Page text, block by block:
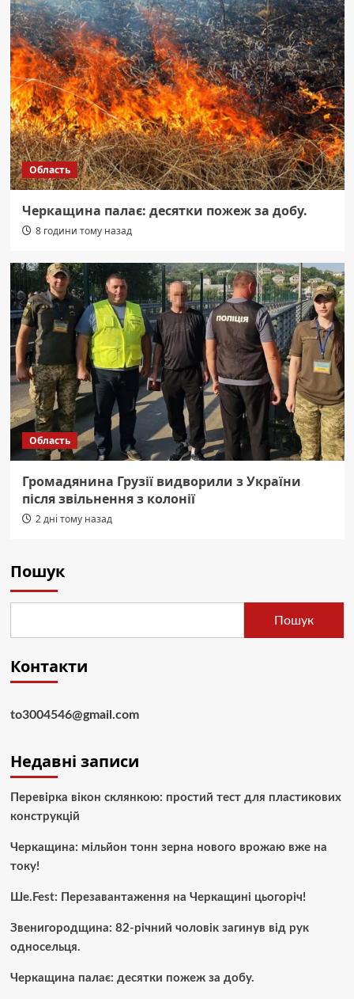
Область
Черкащина палає: десятки пожеж за добу.
8 години тому назад
Область
Громадянина Грузії видворили з України
після звільнення з колонії
2 дні тому назад
Пошук
Пошук
Контакти
to3004546@gmail.com
Недавні записи
Перевірка вікон склянкою: простий тест для пластикових
конструкцій
Черкащина: мільйон тонн зерна нового врожаю вже на
току!
Ше.Fest: Перезавантаження на Черкащині цьогоріч!
Звенигородщина: 82-річний чоловік загинув від рук
односельця.
Черкащина палає: десятки пожеж за добу.